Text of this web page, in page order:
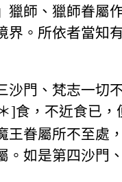
師、獵師眷屬
。所依者當知
沙門、梵志一
]食，不近食已
眷屬所不至處
如是第四沙門